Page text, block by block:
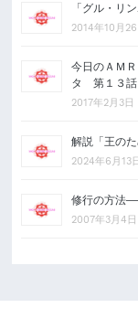
「グル・リ
2014年10月26
今日のＡＭ
タ 第１３
2017年2月3日
解説「王の
2024年6月13
修行の方法
2007年3月4日